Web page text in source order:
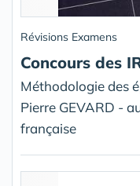
Révisions Examens
Concours des
Méthodologie des
Pierre GEVARD -
française